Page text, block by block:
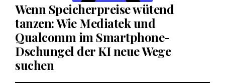
Wenn Speicherpreise wütend
tanzen: Wie Mediatek und
Qualcomm im Smartphone-
Dschungel der KI neue Wege
suchen